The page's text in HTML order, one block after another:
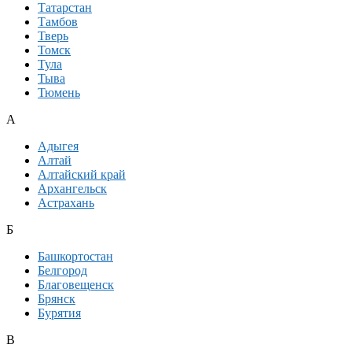
Татарстан
Тамбов
Тверь
Томск
Тула
Тыва
Тюмень
А
Адыгея
Алтай
Алтайский край
Архангельск
Астрахань
Б
Башкортостан
Белгород
Благовещенск
Брянск
Бурятия
В